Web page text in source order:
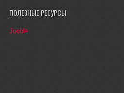
ПОЛЕЗНЫЕ РЕСУРСЫ
Jooble